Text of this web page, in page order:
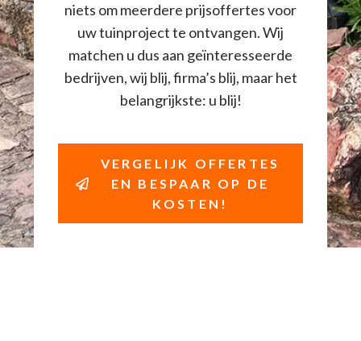
niets om meerdere prijsoffertes voor
uw tuinproject te ontvangen. Wij
matchen u dus aan geïnteresseerde
bedrijven, wij blij, firma’s blij, maar het
belangrijkste: u blij!
VERGELIJK OFFERTES
EN BESPAAR OP DE
KOSTEN!